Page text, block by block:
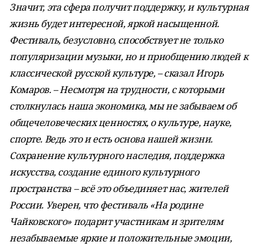
Значит, эта сфера получит поддержку, и культурная
жизнь будет интересной, яркой насыщенной.
Фестиваль, безусловно, способствует не только
популяризации музыки, но и приобщению людей к
классической русской культуре, – сказал Игорь
Комаров. – Несмотря на трудности, с которыми
столкнулась наша экономика, мы не забываем об
общечеловеческих ценностях, о культуре, науке,
спорте. Ведь это и есть основа нашей жизни.
Сохранение культурного наследия, поддержка
искусства, создание единого культурного
пространства – всё это объединяет нас, жителей
России. Уверен, что фестиваль «На родине
Чайковского» подарит участникам и зрителям
незабываемые яркие и положительные эмоции,